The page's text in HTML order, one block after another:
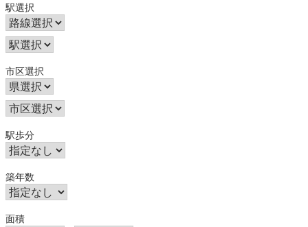
駅選択
市区選択
駅歩分
築年数
面積